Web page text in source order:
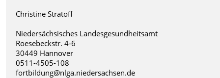
Christine Stratoff
Niedersächsisches Landesgesundheitsamt
Roesebeckstr. 4-6
30449 Hannover
0511-4505-108
fortbildung@nlga.niedersachsen.de